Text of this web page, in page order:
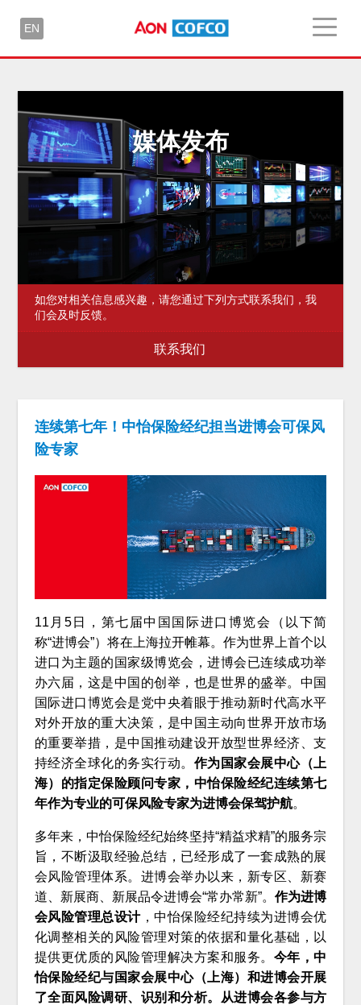
EN
媒体发布
如您对相关信息感兴趣，请您通过下列方式联系我们，我
们会及时反馈。
联系我们
连续第七年！中怡保险经纪担当进博会可保风
险专家
11月5日，第七届中国国际进口博览会（以下简
称“进博会”）将在上海拉开帷幕。作为世界上首个以
进口为主题的国家级博览会，进博会已连续成功举
办六届，这是中国的创举，也是世界的盛举。中国
国际进口博览会是党中央着眼于推动新时代高水平
对外开放的重大决策，是中国主动向世界开放市场
的重要举措，是中国推动建设开放型世界经济、支
持经济全球化的务实行动。 作为国家会展中心（上
海）的指定保险顾问专家，中怡保险经纪连续第七
年作为专业的可保风险专家为进博会保驾护航。
多年来，中怡保险经纪始终坚持“精益求精”的服务宗
旨，不断汲取经验总结，已经形成了一套成熟的展
会风险管理体系。进博会举办以来，新专区、新赛
道、新展商、新展品令进博会“常办常新”。作为进博
会风险管理总设计，中怡保险经纪持续为进博会优
化调整相关的风险管理对策的依据和量化基础，以
提供更优质的风险管理解决方案和服务。 今年，中
怡保险经纪与国家会展中心（上海）和进博会开展
了全面风险调研、识别和分析。从进博会各参与方